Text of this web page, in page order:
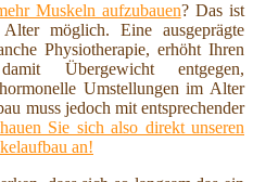
Muskeln aufzubauen? Das ist
möglich. Eine ausgeprägte
Physiotherapie, erhöht Ihren
Übergewicht entgegen,
Umstellungen im Alter
muss jedoch mit entsprechender
Sie sich also direkt unseren
an!